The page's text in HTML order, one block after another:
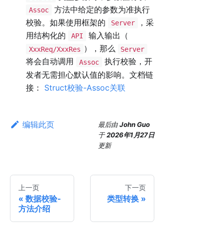
Assoc
方法中给定的参数为准执行
校验。如果使用框架的
Server
，采
用结构化的
API 输入输出（
XxxReq/XxxRes ），那么 Server
将会自动调用 Assoc
执行校验，开
发者无需担心默认值的影响。文档链
接： Struct校验-Assoc关联
编辑此页 最后由John Guo
于2026年1月27日
更新
上一页
数据校验-
方法介绍
下一页
类型转换